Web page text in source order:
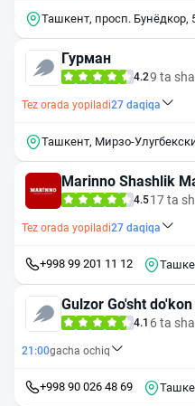
Ташкент, просп. Бунёдкор,
Гурман
4.29 ta
Tez orada yopiladi27 daqiqa
Ташкент, Мирзо-
Marinno Shashlik
4.517 ta
Tez orada yopiladi27 daqiqa
+998 99 201 11 12
Gulzor Go'sht do'kon
4.1 6 ta
21:00gacha ochiq
+998 90 026 48 69